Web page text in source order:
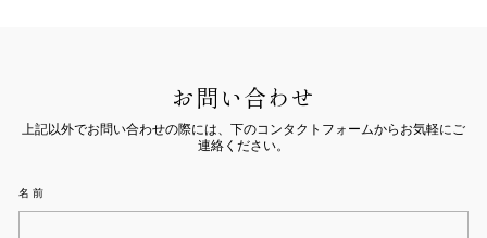
お問い合わせ
上記以外でお問い合わせの際には、下のコンタクトフォームからお気軽にご
連絡ください。
名前